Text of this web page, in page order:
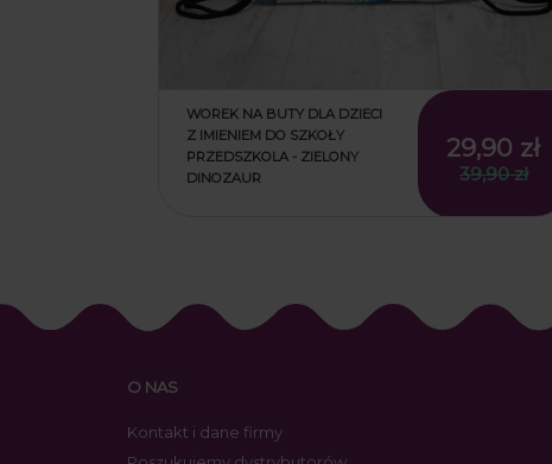
WOREK NA BUTY DLA DZIECI
Z IMIENIEM DO SZKOŁY
PRZEDSZKOLA - ZIELONY
DINOZAUR
29,90 zł
39,90 zł
O NAS
Kontakt i dane firmy